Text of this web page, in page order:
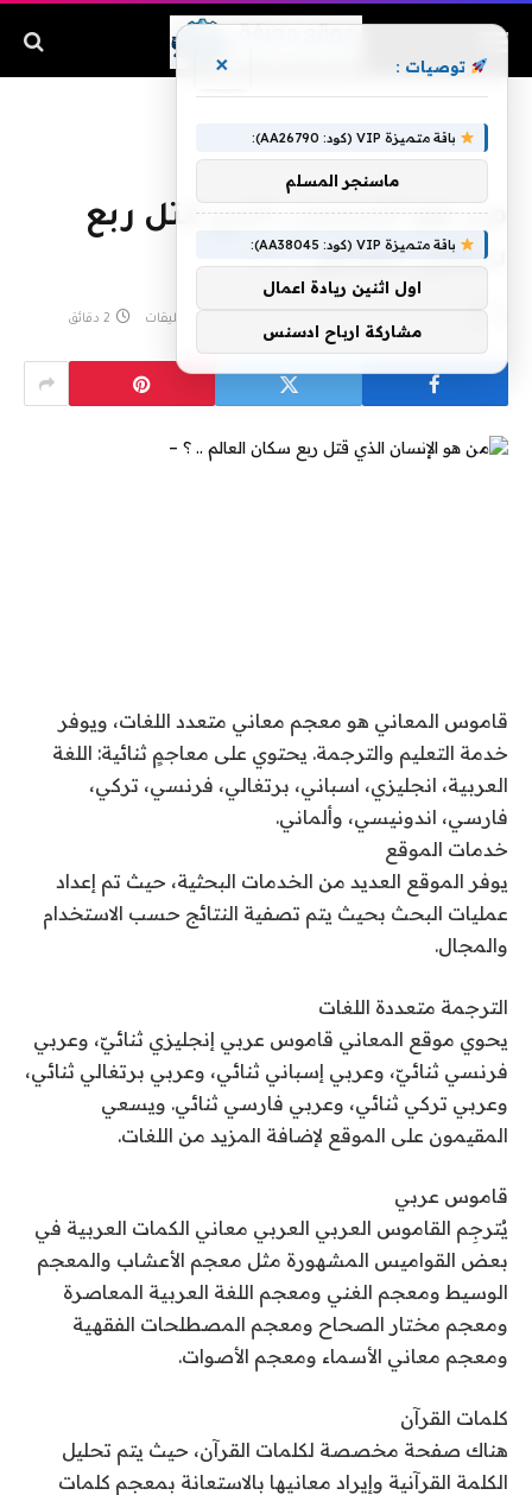
من هو الإنسان الذي قتل ربع
سكان العالم .. ؟ –
لا توجد تعليقات 2 دقائق
قاموس المعاني هو معجم معاني متعدد اللغات، ويوفر
خدمة التعليم والترجمة. يحتوي على معاجمٍ ثنائية: اللغة
العربية، انجليزي، اسباني، برتغالي، فرنسي، تركي،
فارسي، اندونيسي، وألماني.
خدمات الموقع
يوفر الموقع العديد من الخدمات البحثية، حيث تم إعداد
عمليات البحث بحيث يتم تصفية النتائج حسب الاستخدام
والمجال.
الترجمة متعددة اللغات
يحوي موقع المعاني قاموس عربي إنجليزي ثنائيّ، وعربي
فرنسي ثنائيّ، وعربي إسباني ثنائي، وعربي برتغالي ثنائي،
وعربي تركي ثنائي، وعربي فارسي ثنائي. ويسعي
المقيمون على الموقع لإضافة المزيد من اللغات.
قاموس عربي
يُترجِم القاموس العربي العربي معاني الكمات العربية في
بعض القواميس المشهورة مثل معجم الأعشاب والمعجم
الوسيط ومعجم الغني ومعجم اللغة العربية المعاصرة
ومعجم مختار الصحاح ومعجم المصطلحات الفقهية
ومعجم معاني الأسماء ومعجم الأصوات.
كلمات القرآن
هناك صفحة مخصصة لكلمات القرآن، حيث يتم تحليل
الكلمة القرآنية وإيراد معانيها بالاستعانة بمعجم كلمات
توصيات : ×
باقة متميزة VIP (كود: AA26790):
ماسنجر المسلم
باقة متميزة VIP (كود: AA38045):
اول اثنين ريادة اعمال
مشاركة ارباح ادسنس